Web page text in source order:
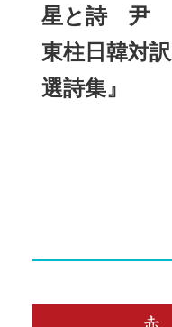
星と詩 尹
東柱日韓対訳
選詩集』